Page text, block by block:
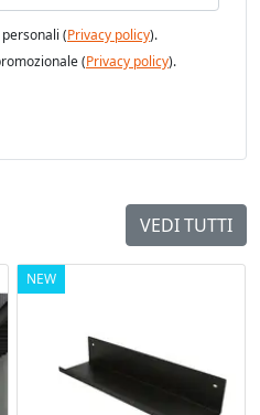
(Privacy policy).
(Privacy policy).
VEDI TUTTI
NEW